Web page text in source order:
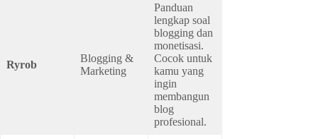
Ryrob
Blogging &
Marketing
Panduan
lengkap soal
blogging dan
monetisasi.
Cocok untuk
kamu yang
ingin
membangun
blog
profesional.